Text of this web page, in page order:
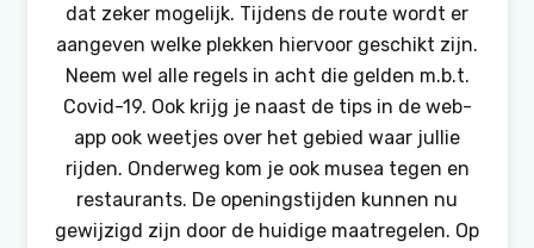
dat zeker mogelijk. Tijdens de route wordt er
aangeven welke plekken hiervoor geschikt zijn.
Neem wel alle regels in acht die gelden m.b.t.
Covid-19. Ook krijg je naast de tips in de web-
app ook weetjes over het gebied waar jullie
rijden. Onderweg kom je ook musea tegen en
restaurants. De openingstijden kunnen nu
gewijzigd zijn door de huidige maatregelen. Op